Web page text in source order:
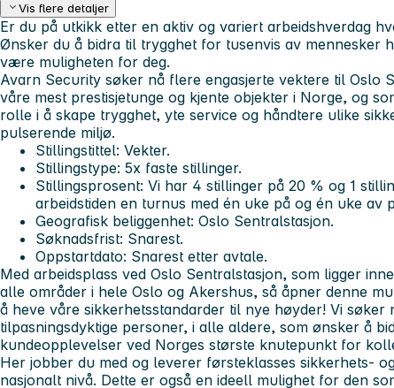
Vis flere detaljer
Er du på utkikk etter en aktiv og variert arbeidshverdag
Ønsker du å bidra til trygghet for tusenvis av mennesker
være muligheten for deg.
Avarn Security søker nå flere engasjerte vektere til Oslo
våre mest prestisjetunge og kjente objekter i Norge, og
rolle i å skape trygghet, yte service og håndtere ulike
pulserende miljø.
Stillingstittel: Vekter.
Stillingstype: 5x faste stillinger.
Stillingsprosent: Vi har 4 stillinger på 20 % og 1
arbeidstiden en turnus med én uke på og én uke av
Geografisk beliggenhet: Oslo Sentralstasjon.
Søknadsfrist: Snarest.
Oppstartdato: Snarest etter avtale.
Med arbeidsplass ved Oslo Sentralstasjon, som ligger
alle områder i hele Oslo og Akershus, så åpner denne
å heve våre sikkerhetsstandarder til nye høyder! Vi søker
tilpasningsdyktige personer, i alle aldere, som ønsker å
kundeopplevelser ved Norges største knutepunkt for
Her jobber du med og leverer førsteklasses sikkerhets-
nasjonalt nivå. Dette er også en ideell mulighet for den